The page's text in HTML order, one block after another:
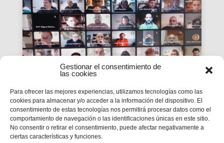
Gestionar el consentimiento de
las cookies
Para ofrecer las mejores experiencias, utilizamos tecnologías como las
cookies para almacenar y/o acceder a la información del dispositivo. El
consentimiento de estas tecnologías nos permitirá procesar datos como el
comportamiento de navegación o las identificaciones únicas en este sitio.
No consentir o retirar el consentimiento, puede afectar negativamente a
ciertas características y funciones.
La #PasquaSalesiana 2022
inicia el seu camí de